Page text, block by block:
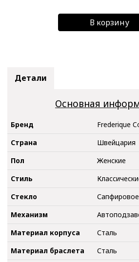
В корзину
Детали
Основная
Бренд
Frederique
Страна
Швейцария
Пол
Женские
Стиль
Стекло
Сапфировое
Механизм
Материал корпуса
Сталь
Материал браслета
Сталь